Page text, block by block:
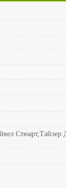
Стюарт,Тайлер